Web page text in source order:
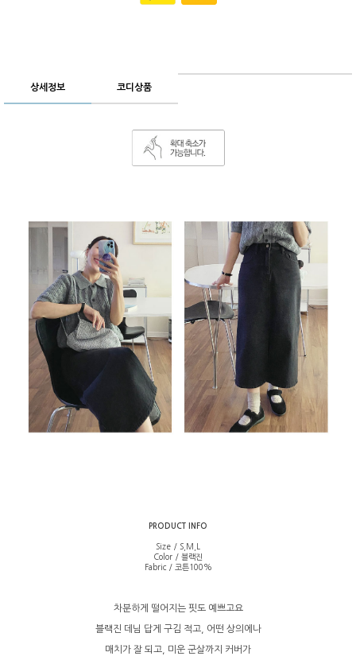
상세정보 코디상품
PRODUCT INFO
Size / S,M,L
Color / 블랙진
Fabric / 코튼100%
차분하게 떨어지는 핏도 예쁘고요
블랙진 데님 답게 구김 적고, 어떤 상의에나
매치가 잘 되고, 미운 군살까지 커버가